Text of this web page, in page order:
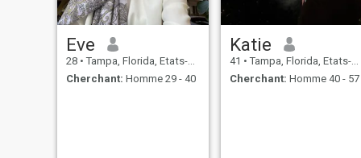
Eve
28 • Tampa, Florida, Etats-Unis
Cherchant: Homme 29 - 40
Katie
41 • Tampa, Florida, Etats-Unis
Cherchant: Homme 40 - 57